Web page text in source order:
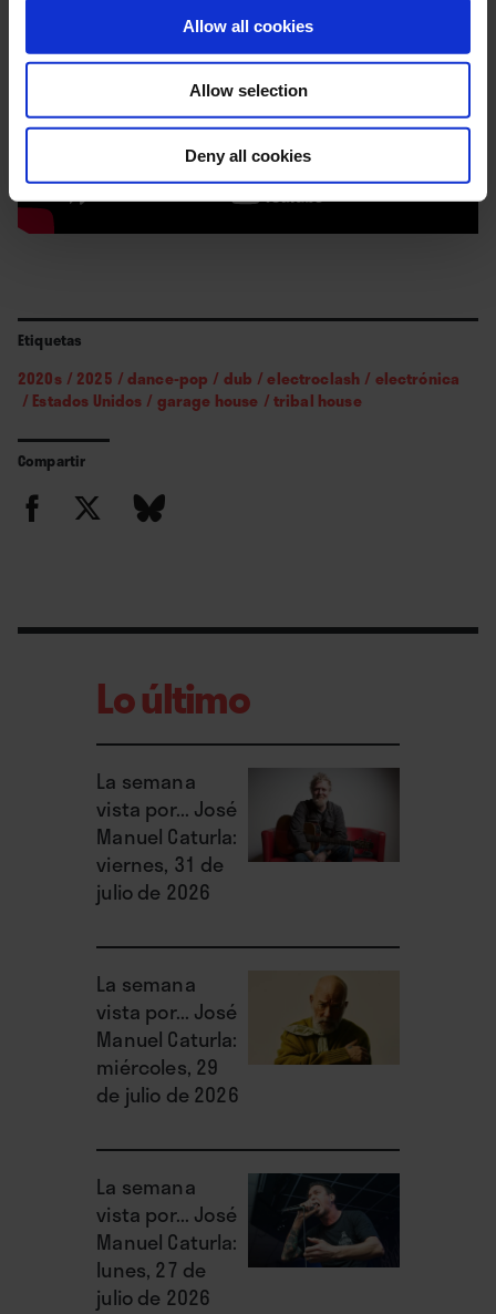
Allow all cookies
Allow selection
Deny all cookies
Etiquetas
2020s / 2025 /dance-pop / dub /electroclash / electrónica
/ Estados Unidos / garage house /tribal house
Compartir
Lo último
La semana
vista por... José
Manuel Caturla:
viernes, 31 de
julio de 2026
La semana
vista por... José
Manuel Caturla:
miércoles, 29
de julio de 2026
La semana
vista por... José
Manuel Caturla:
lunes, 27 de
julio de 2026